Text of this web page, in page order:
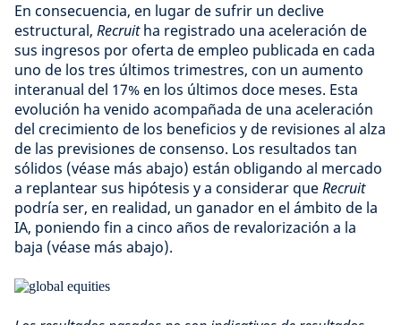
En consecuencia, en lugar de sufrir un declive
estructural, Recruitha registrado una aceleración de
sus ingresos por oferta de empleo publicada en cada
uno de los tres últimos trimestres, con un aumento
interanual del 17% en los últimos doce meses. Esta
evolución ha venido acompañada de una aceleración
del crecimiento de los beneficios y de revisiones al alza
de las previsiones de consenso. Los resultados tan
sólidos (véase más abajo) están obligando al mercado
a replantear sus hipótesis y a considerar queRecruit
podría ser, en realidad, un ganador en el ámbito de la
IA, poniendo fin a cinco años de revalorización a la
baja (véase más abajo).